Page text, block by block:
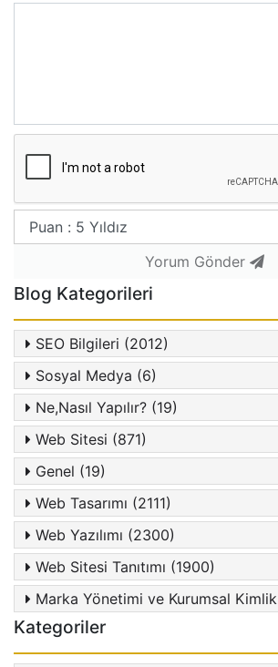
Yorum Gönder
Blog Kategorileri
SEO Bilgileri (2012)
Sosyal Medya (6)
Ne,Nasıl Yapılır? (19)
Web Sitesi (871)
Genel (19)
Web Tasarımı (2111)
Web Yazılımı (2300)
Web Sitesi Tanıtımı (1900)
Marka Yönetimi ve Kurumsal
Kategoriler